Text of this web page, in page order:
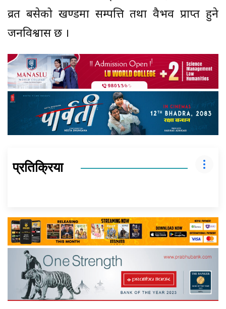
व्रत बसेको खण्डमा सम्पत्ति तथा वैभव प्राप्त हुने
जनविश्वास छ ।
प्रतिक्रिया